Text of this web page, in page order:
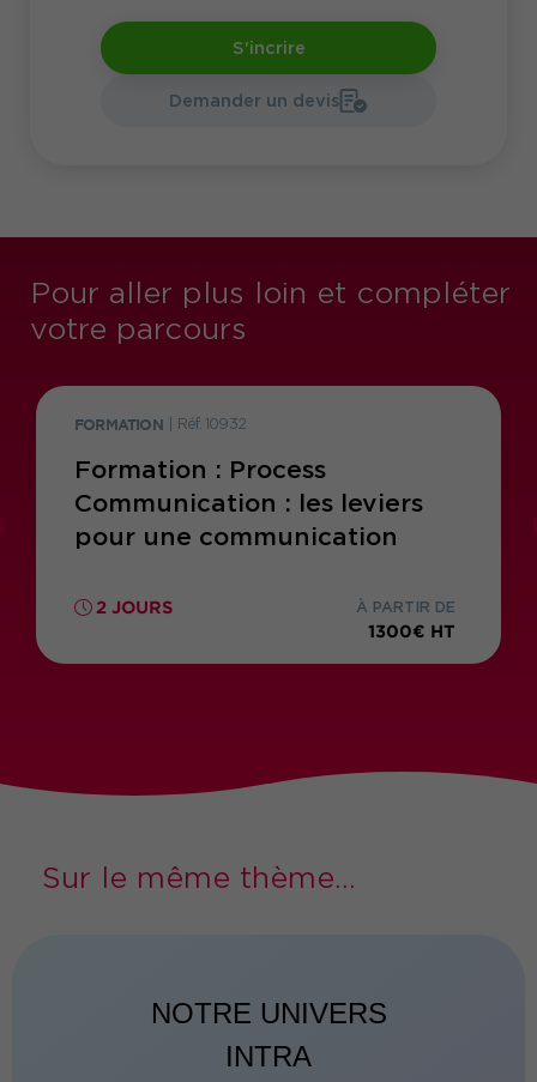
S'incrire
Demander un devis
Pour aller plus loin et compléter
votre parcours
FORMATION Réf. 10932
Formation : Process
Communication : les leviers
pour une communication
2 JOURS À PARTIR DE
1300€ HT
Sur le même thème...
NOTRE UNIVERS
INTRA